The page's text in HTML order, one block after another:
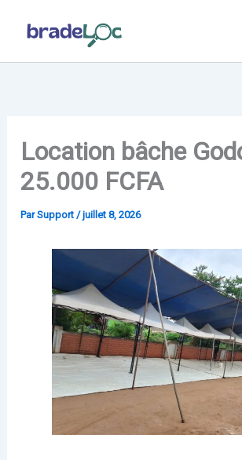
Location bâche
25.000 FCFA
ParSupport /juillet 8, 2026